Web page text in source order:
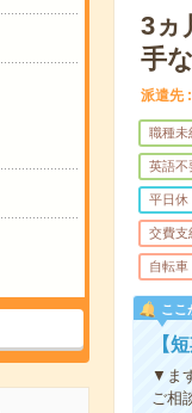
3ヵ
手
派遣先
職種未
英語不
平日休
交費支
自転車
ここ
【
▼ま
ご相